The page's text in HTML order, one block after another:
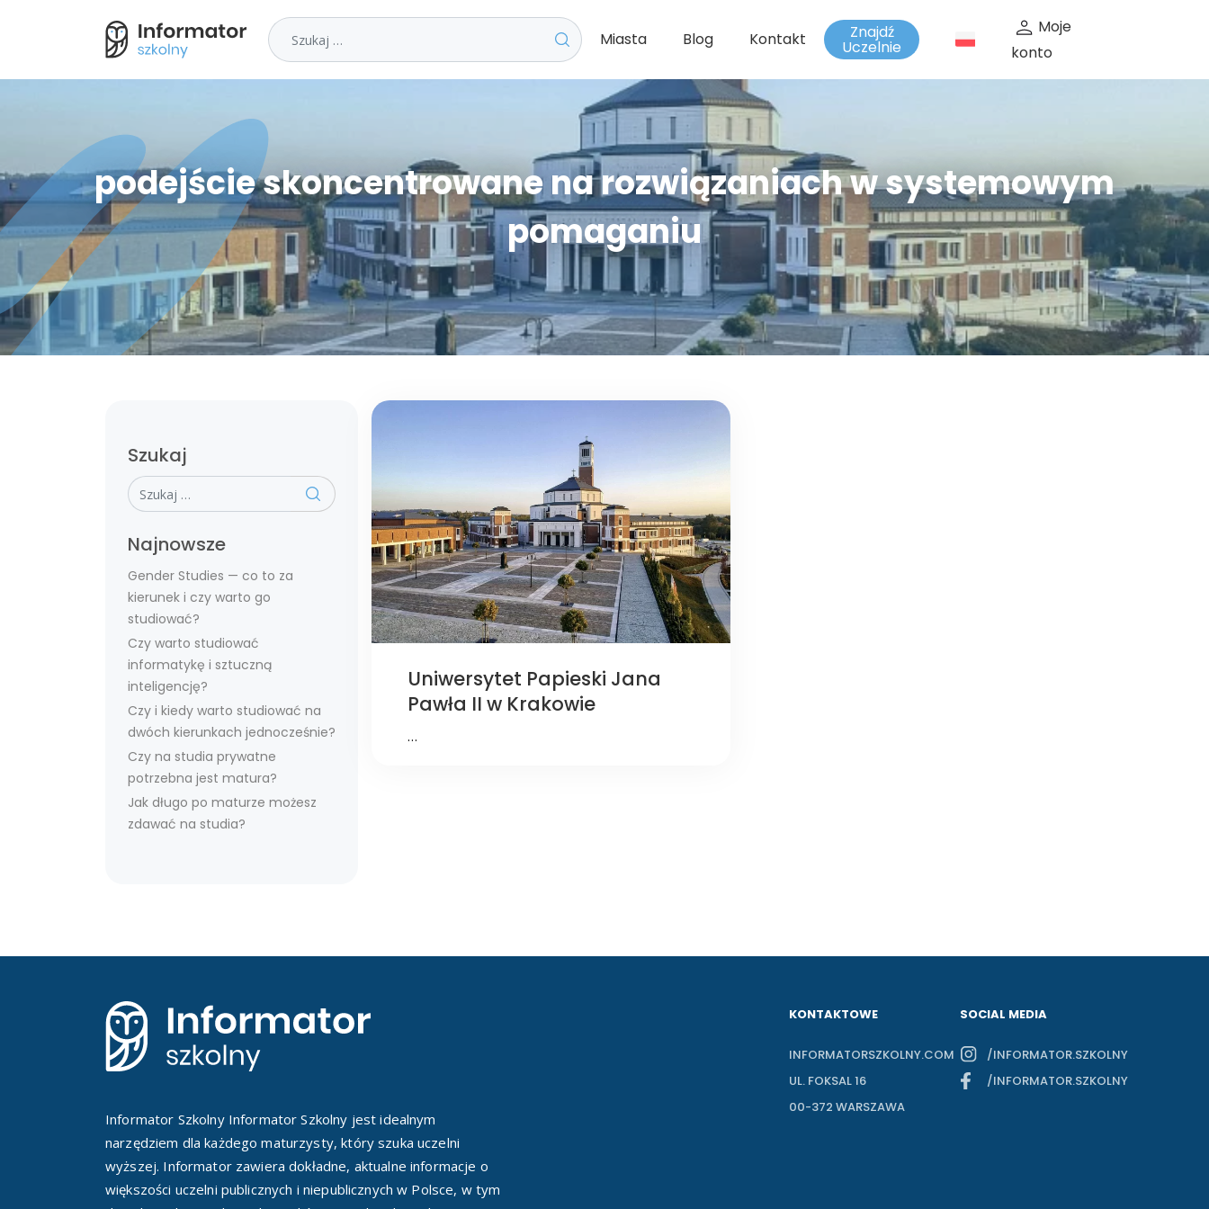
Szukaj
Miasta Blog Kontakt Znajdź
Uczelnie
Moje
konto
podejście skoncentrowane na rozwiązaniach w systemowym
pomaganiu
Szukaj
Szukaj
Najnowsze
Gender Studies — co to za
kierunek i czy warto go
studiować?
Czy warto studiować
informatykę i sztuczną
inteligencję?
Czy i kiedy warto studiować na
dwóch kierunkach jednocześnie?
Czy na studia prywatne
potrzebna jest matura?
Jak długo po maturze możesz
zdawać na studia?
Uniwersytet Papieski Jana
Pawła II w Krakowie
…
Informator Szkolny Informator Szkolny jest idealnym
narzędziem dla każdego maturzysty, który szuka uczelni
wyższej. Informator zawiera dokładne, aktualne informacje o
większości uczelni publicznych i niepublicznych w Polsce, w tym
KONTAKTOWE
INFORMATORSZKOLNY.COM
UL. FOKSAL 16
00-372 WARSZAWA
SOCIAL MEDIA
/INFORMATOR.SZKOLNY
/INFORMATOR.SZKOLNY